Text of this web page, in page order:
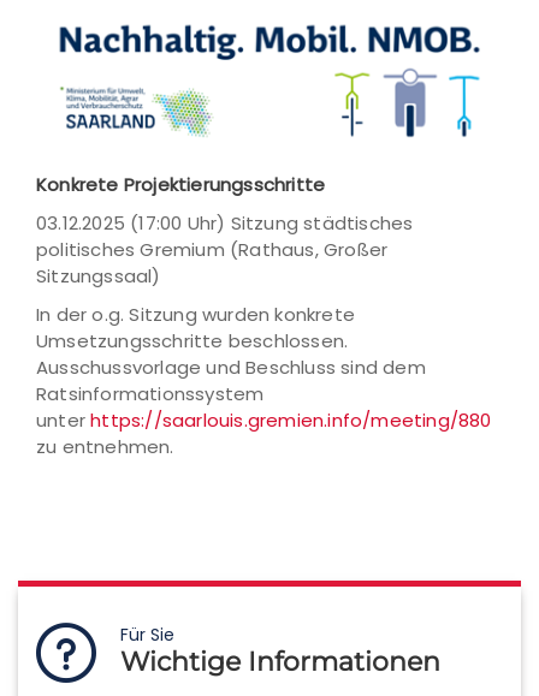
Konkrete Projektierungsschritte
03.12.2025 (17:00 Uhr) Sitzung städtisches
politisches Gremium (Rathaus, Großer
Sitzungssaal)
In der o.g. Sitzung wurden konkrete
Umsetzungsschritte beschlossen.
Ausschussvorlage und Beschluss sind dem
Ratsinformationssystem
unterhttps://saarlouis.gremien.info/meeting/880
zu entnehmen.
Für Sie
Wichtige Informationen